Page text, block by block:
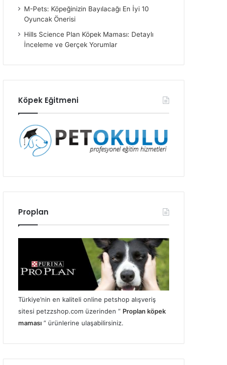
M-Pets: Köpeğinizin Bayılacağı En İyi 10
Oyuncak Önerisi
Hills Science Plan Köpek Maması: Detaylı
İnceleme ve Gerçek Yorumlar
Köpek Eğitmeni
Proplan
Türkiye’nin en kaliteli online petshop alışveriş
sitesi petzzshop.com üzerinden ” Proplan köpek
maması ” ürünlerine ulaşabilirsiniz.